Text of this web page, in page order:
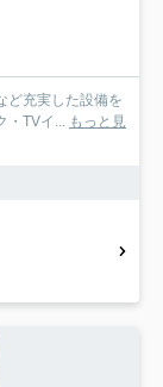
ど充実した設備を
・TVイ... もっと見